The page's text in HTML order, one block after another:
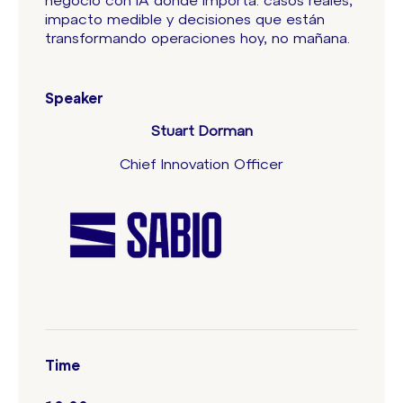
impacto medible y decisiones que están
transformando operaciones hoy, no mañana.
Speaker
Stuart Dorman
Chief Innovation Officer
Time